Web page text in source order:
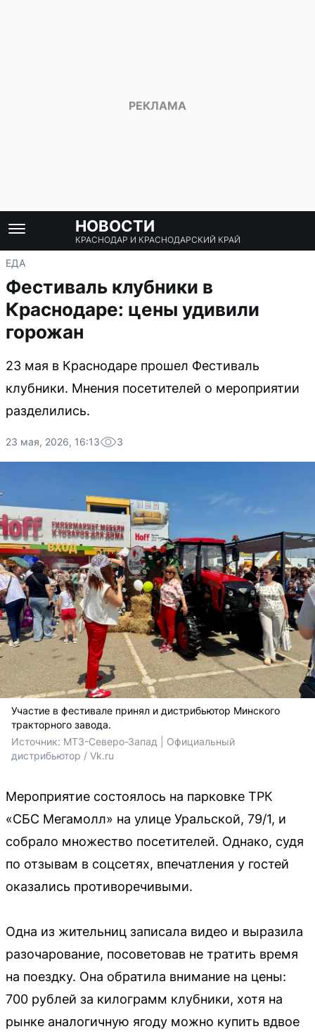
НОВОСТИ
КРАСНОДАР И КРАСНОДАРСКИЙ КРАЙ
ЕДА
Фестиваль клубники в
Краснодаре: цены удивили
горожан
23 мая в Краснодаре прошел Фестиваль
клубники. Мнения посетителей о мероприятии
разделились.
23 мая, 2026, 16:13 3
Участие в фестивале принял и дистрибьютор Минского
тракторного завода.
Источник: МТЗ-Северо-Запад | Официальный
дистрибьютор / Vk.ru
Мероприятие состоялось на парковке ТРК
«СБС Мегамолл» на улице Уральской, 79/1, и
собрало множество посетителей. Однако, судя
по отзывам в соцсетях, впечатления у гостей
оказались противоречивыми.
Одна из жительниц записала видео и выразила
разочарование, посоветовав не тратить время
на поездку. Она обратила внимание на цены:
700 рублей за килограмм клубники, хотя на
рынке аналогичную ягоду можно купить вдвое